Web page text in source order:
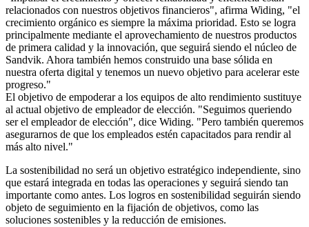
relacionados con nuestros objetivos financieros", afirma Widing, "el
crecimiento orgánico es siempre la máxima prioridad. Esto se logra
principalmente mediante el aprovechamiento de nuestros productos
de primera calidad y la innovación, que seguirá siendo el núcleo de
Sandvik. Ahora también hemos construido una base sólida en
nuestra oferta digital y tenemos un nuevo objetivo para acelerar este
progreso."
El objetivo de empoderar a los equipos de alto rendimiento sustituye
al actual objetivo de empleador de elección. "Seguimos queriendo
ser el empleador de elección", dice Widing. "Pero también queremos
asegurarnos de que los empleados estén capacitados para rendir al
más alto nivel."
La sostenibilidad no será un objetivo estratégico independiente, sino
que estará integrada en todas las operaciones y seguirá siendo tan
importante como antes. Los logros en sostenibilidad seguirán siendo
objeto de seguimiento en la fijación de objetivos, como las
soluciones sostenibles y la reducción de emisiones.